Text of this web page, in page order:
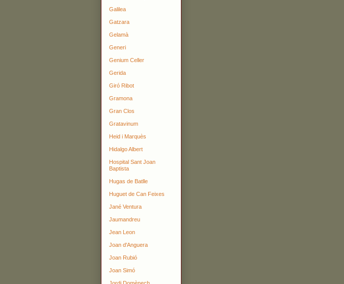
Galilea
Gatzara
Gelamà
Generi
Genium Celler
Gerida
Giró Ribot
Gramona
Gran Clos
Gratavinum
Heid i Marquès
Hidalgo Albert
Hospital Sant Joan
Baptista
Hugas de Batlle
Huguet de Can Feixes
Jané Ventura
Jaumandreu
Jean Leon
Joan d'Anguera
Joan Rubió
Joan Simó